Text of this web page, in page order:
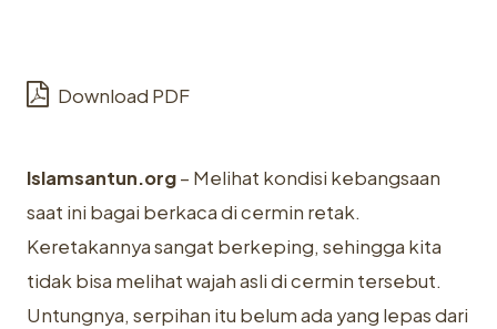
Download PDF
Islamsantun.org– Melihat kondisi kebangsaan
saat ini bagai berkaca di cermin retak.
Keretakannya sangat berkeping, sehingga kita
tidak bisa melihat wajah asli di cermin tersebut.
Untungnya, serpihan itu belum ada yang lepas dari